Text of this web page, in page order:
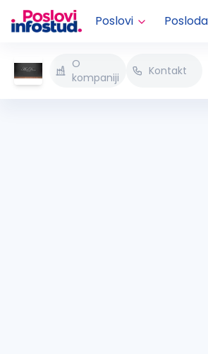
Poslovi
O
kompaniji
Kontakt